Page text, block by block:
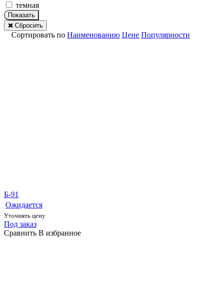
темная
Показать
Сбросить
Сортировать по Наименованию Цене Популярности
Б-91
Ожидается
Уточнять цену
Под заказ
Сравнить В избранное